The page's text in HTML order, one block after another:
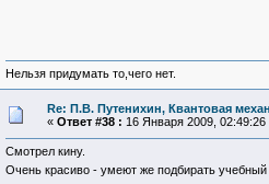
Нельзя придумать то,чего нет.
Re: П.В. Путенихин, Квантовая
« Ответ #38 : 16 Января 2009, 02:49:26
Смотрел кину.
Очень красиво - умеют же подбирать